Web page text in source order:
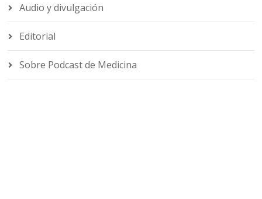
Audio y divulgación
Editorial
Sobre Podcast de Medicina